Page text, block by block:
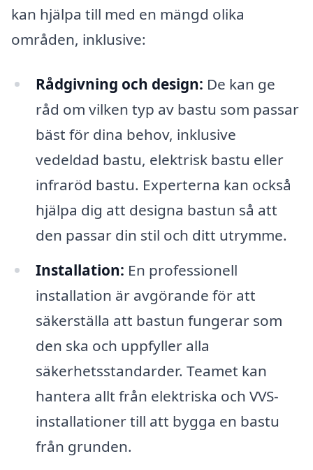
kan hjälpa till med en mängd olika
områden, inklusive:
Rådgivning och design: De kan ge
råd om vilken typ av bastu som passar
bäst för dina behov, inklusive
vedeldad bastu, elektrisk bastu eller
infraröd bastu. Experterna kan också
hjälpa dig att designa bastun så att
den passar din stil och ditt utrymme.
Installation: En professionell
installation är avgörande för att
säkerställa att bastun fungerar som
den ska och uppfyller alla
säkerhetsstandarder. Teamet kan
hantera allt från elektriska och VVS-
installationer till att bygga en bastu
från grunden.